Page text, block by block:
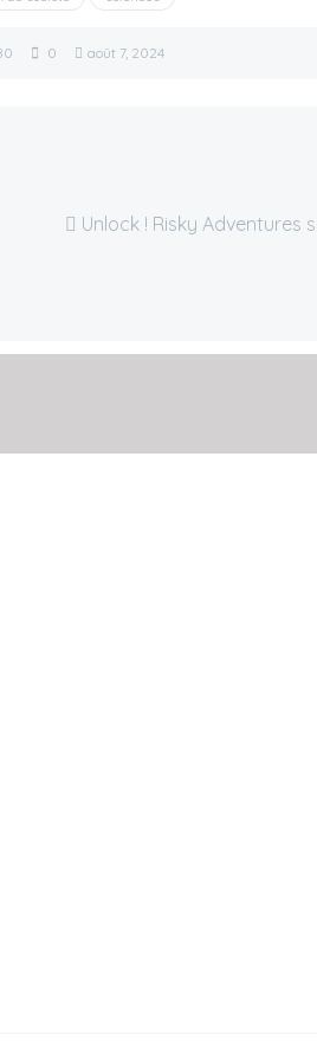
0 août 7, 2024
Unlock ! Risky Adventures